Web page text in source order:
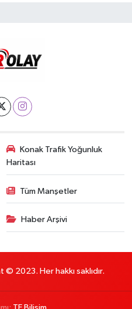
Konak Trafik Yoğunluk
Haritası
Tüm Manşetler
Haber Arşivi
© 2023. Her hakkı saklıdır.